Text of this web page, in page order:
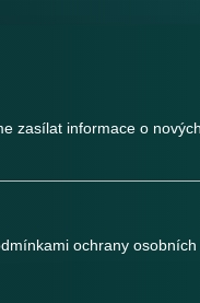
zasílat informace o
ochrany osobních